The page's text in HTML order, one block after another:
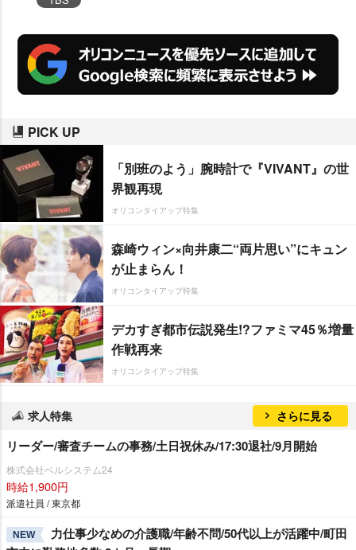
PICK UP
「別班のよう」腕時計で『VIVANT』の世
界観再現
オリコンタイアップ特集
森崎ウィン×向井康二“両片思い”にキュン
が止まらん！
オリコンタイアップ特集
デカすぎ都市伝説発生!?ファミマ45％増量
作戦再来
オリコンタイアップ特集
求人特集 さらに見る
リーダー/審査チームの事務/土日祝休み/17:30退社/9月開始
株式会社ベルシステム24
時給1,900円
派遣社員 / 東京都
NEW
力仕事少なめの介護職/年齢不問/50代以上が活躍中/町田